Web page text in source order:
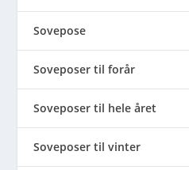
Sovepose
Soveposer til forår
Soveposer til hele året
Soveposer til vinter